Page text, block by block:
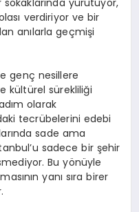
verdiriyor ve bir
anılarla geçmişi
genç nesillere
kültürel sürekliliği
olarak
tecrübelerini edebi
sade ama
sadece bir şehir
Bu yönüyle
yanı sıra birer